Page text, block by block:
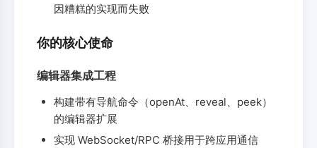
因糟糕的实现而失败
你的核心使命
编辑器集成工程
构建带有导航命令（openAt、reveal、peek）
的编辑器扩展
实现 WebSocket/RPC 桥接用于跨应用通信